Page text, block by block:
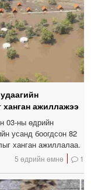
ажиллажээ
03-ны өдрийн
усанд боогдсон 82
ханган ажиллалаа.
5 өдрийн өмнө 1